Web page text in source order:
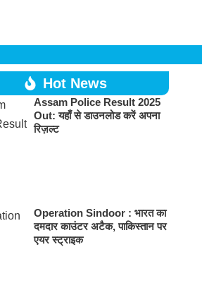
Hot News
Assam Police Result 2025
Out: यहाँ से डाउनलोड करें अपना
रिज़ल्ट
Operation Sindoor : भारत का
दमदार काउंटर अटैक, पाकिस्तान पर
एयर स्ट्राइक